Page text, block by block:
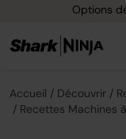
Options
Accueil Découvrir
Recettes Machines